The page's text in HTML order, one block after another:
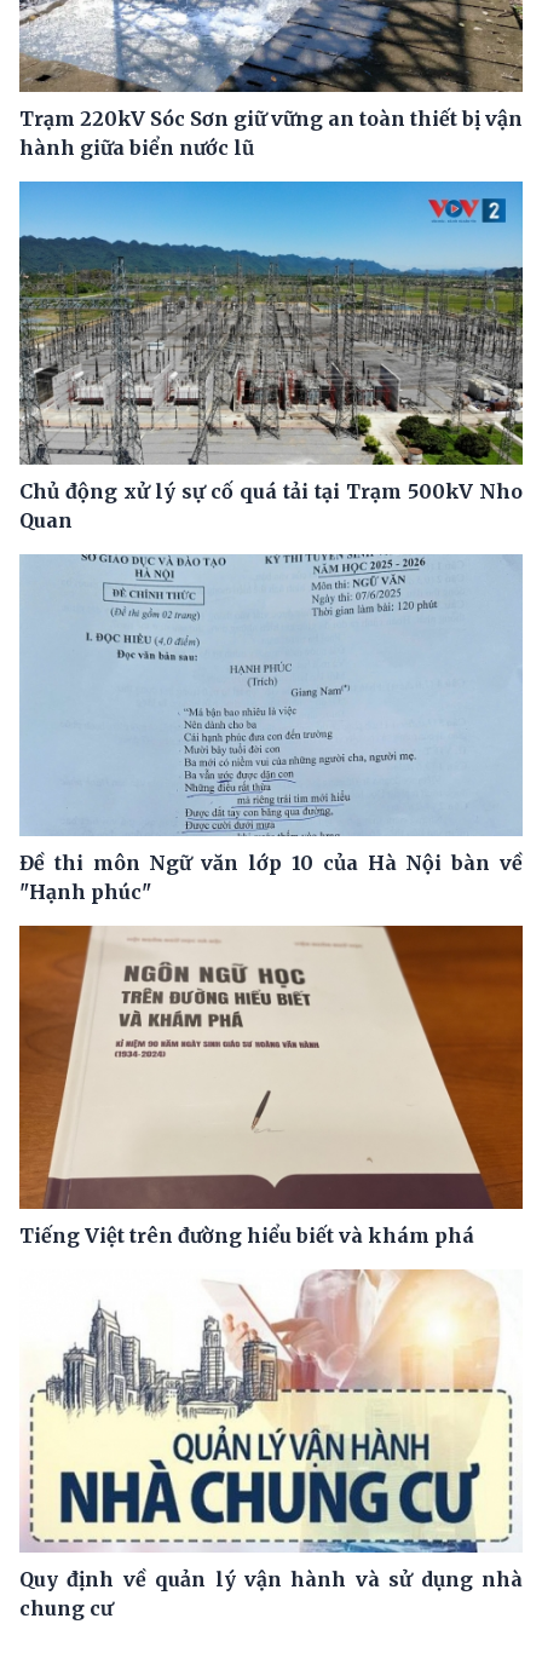
Trạm 220kV Sóc Sơn giữ vững an toàn thiết bị vận
hành giữa biển nước lũ
Chủ động xử lý sự cố quá tải tại Trạm 500kV Nho
Quan
Đề thi môn Ngữ văn lớp 10 của Hà Nội bàn về
"Hạnh phúc"
Tiếng Việt trên đường hiểu biết và khám phá
Quy định về quản lý vận hành và sử dụng nhà
chung cư